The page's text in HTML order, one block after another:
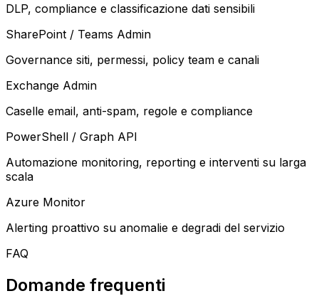
DLP, compliance e classificazione dati sensibili
SharePoint / Teams Admin
Governance siti, permessi, policy team e canali
Exchange Admin
Caselle email, anti-spam, regole e compliance
PowerShell / Graph API
Automazione monitoring, reporting e interventi su larga
scala
Azure Monitor
Alerting proattivo su anomalie e degradi del servizio
FAQ
Domande frequenti